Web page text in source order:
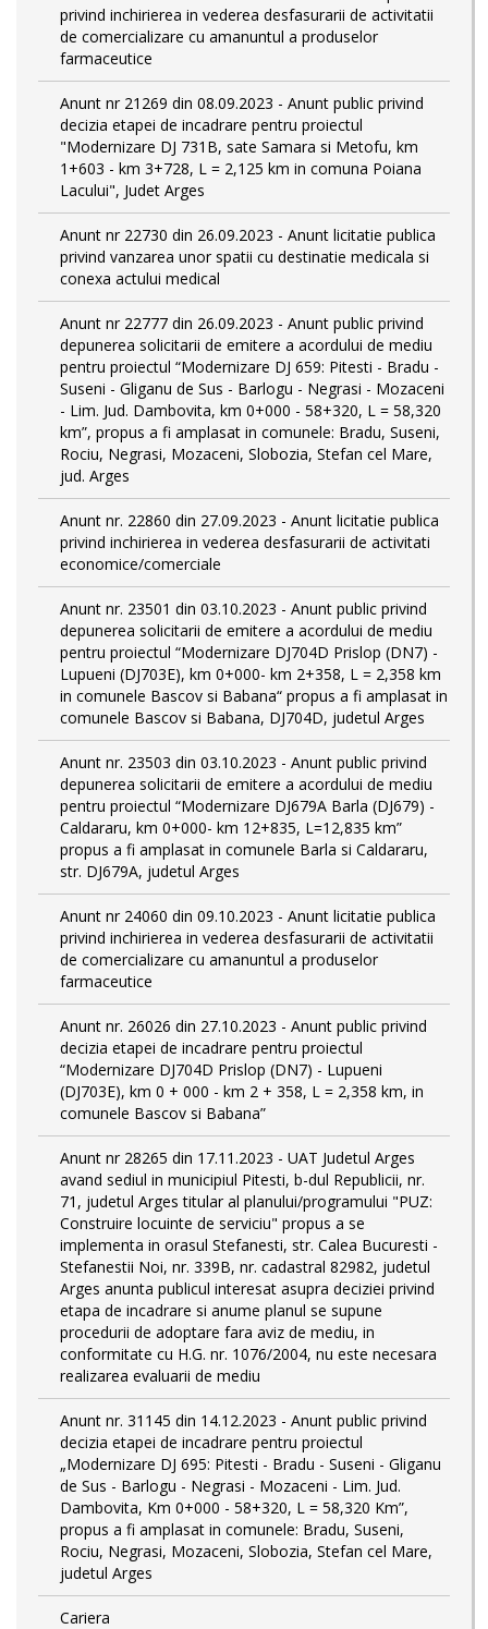
privind inchirierea in vederea desfasurarii de activitatii
de comercializare cu amanuntul a produselor
farmaceutice
Anunt nr 21269 din 08.09.2023 - Anunt public privind
decizia etapei de incadrare pentru proiectul
"Modernizare DJ 731B, sate Samara si Metofu, km
1+603 - km 3+728, L = 2,125 km in comuna Poiana
Lacului", Judet Arges
Anunt nr 22730 din 26.09.2023 - Anunt licitatie publica
privind vanzarea unor spatii cu destinatie medicala si
conexa actului medical
Anunt nr 22777 din 26.09.2023 - Anunt public privind
depunerea solicitarii de emitere a acordului de mediu
pentru proiectul “Modernizare DJ 659: Pitesti - Bradu -
Suseni - Gliganu de Sus - Barlogu - Negrasi - Mozaceni
- Lim. Jud. Dambovita, km 0+000 - 58+320, L = 58,320
km”, propus a fi amplasat in comunele: Bradu, Suseni,
Rociu, Negrasi, Mozaceni, Slobozia, Stefan cel Mare,
jud. Arges
Anunt nr. 22860 din 27.09.2023 - Anunt licitatie publica
privind inchirierea in vederea desfasurarii de activitati
economice/comerciale
Anunt nr. 23501 din 03.10.2023 - Anunt public privind
depunerea solicitarii de emitere a acordului de mediu
pentru proiectul “Modernizare DJ704D Prislop (DN7) -
Lupueni (DJ703E), km 0+000- km 2+358, L = 2,358 km
in comunele Bascov si Babana“ propus a fi amplasat in
comunele Bascov si Babana, DJ704D, judetul Arges
Anunt nr. 23503 din 03.10.2023 - Anunt public privind
depunerea solicitarii de emitere a acordului de mediu
pentru proiectul “Modernizare DJ679A Barla (DJ679) -
Caldararu, km 0+000- km 12+835, L=12,835 km”
propus a fi amplasat in comunele Barla si Caldararu,
str. DJ679A, judetul Arges
Anunt nr 24060 din 09.10.2023 - Anunt licitatie publica
privind inchirierea in vederea desfasurarii de activitatii
de comercializare cu amanuntul a produselor
farmaceutice
Anunt nr. 26026 din 27.10.2023 - Anunt public privind
decizia etapei de incadrare pentru proiectul
“Modernizare DJ704D Prislop (DN7) - Lupueni
(DJ703E), km 0 + 000 - km 2 + 358, L = 2,358 km, in
comunele Bascov si Babana”
Anunt nr 28265 din 17.11.2023 - UAT Judetul Arges
avand sediul in municipiul Pitesti, b-dul Republicii, nr.
71, judetul Arges titular al planului/programului "PUZ:
Construire locuinte de serviciu" propus a se
implementa in orasul Stefanesti, str. Calea Bucuresti -
Stefanestii Noi, nr. 339B, nr. cadastral 82982, judetul
Arges anunta publicul interesat asupra deciziei privind
etapa de incadrare si anume planul se supune
procedurii de adoptare fara aviz de mediu, in
conformitate cu H.G. nr. 1076/2004, nu este necesara
realizarea evaluarii de mediu
Anunt nr. 31145 din 14.12.2023 - Anunt public privind
decizia etapei de incadrare pentru proiectul
„Modernizare DJ 695: Pitesti - Bradu - Suseni - Gliganu
de Sus - Barlogu - Negrasi - Mozaceni - Lim. Jud.
Dambovita, Km 0+000 - 58+320, L = 58,320 Km”,
propus a fi amplasat in comunele: Bradu, Suseni,
Rociu, Negrasi, Mozaceni, Slobozia, Stefan cel Mare,
judetul Arges
Cariera